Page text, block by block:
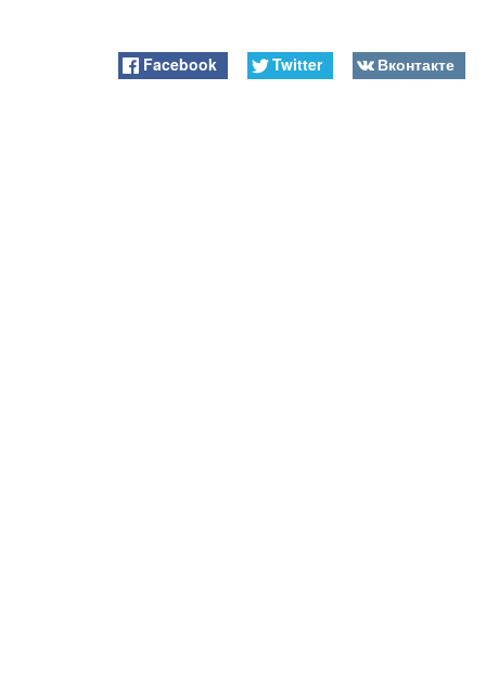
Facebook Twitter Вконтакте